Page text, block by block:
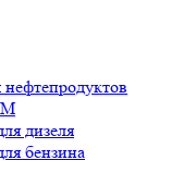
дизеля
бензина